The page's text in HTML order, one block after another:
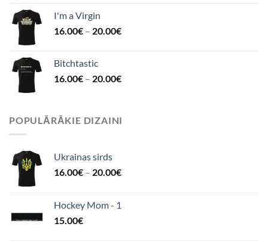
I'm a Virgin
16.00€ – 20.00€
Bitchtastic
16.00€ – 20.00€
POPULĀRĀKIE DIZAINI
Ukrainas sirds
16.00€ – 20.00€
Hockey Mom - 1
15.00€